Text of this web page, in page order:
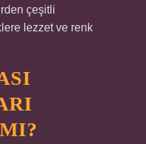
çeşitli
lezzet ve renk